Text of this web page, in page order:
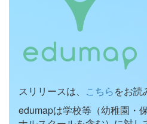
スリリースは、 こちらをお読
edumapは学校等（幼稚園・